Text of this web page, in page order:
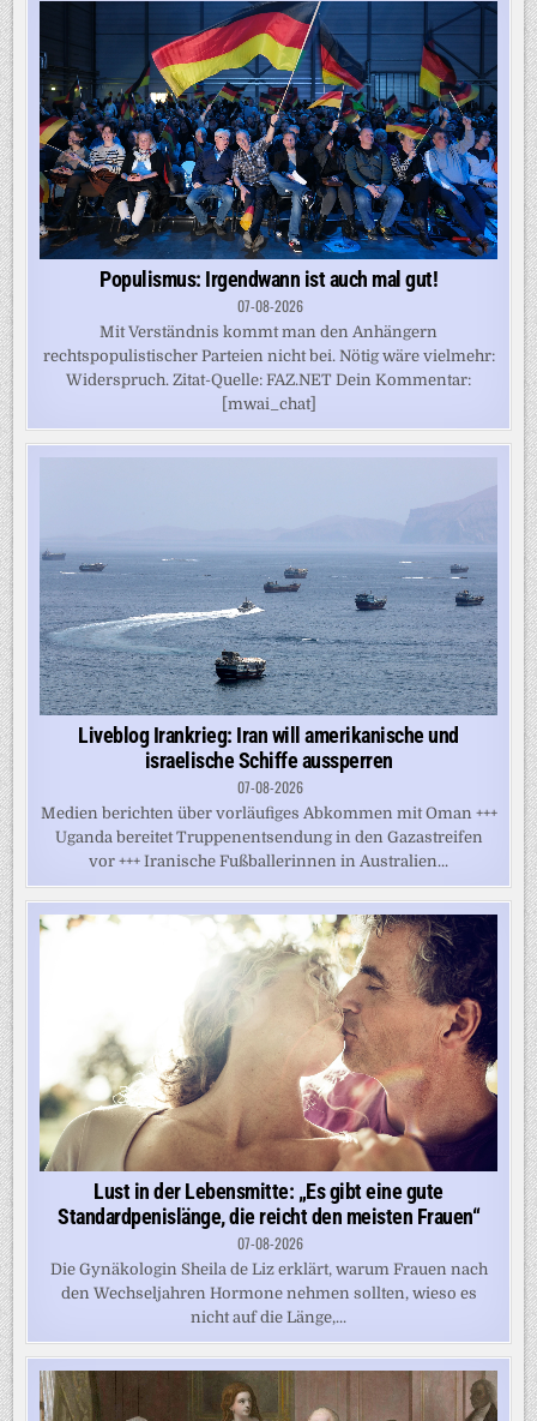
Populismus: Irgendwann ist auch mal gut!
07-08-2026
Mit Verständnis kommt man den Anhängern
rechtspopulistischer Parteien nicht bei. Nötig wäre vielmehr:
Widerspruch. Zitat-Quelle: FAZ.NET Dein Kommentar:
[mwai_chat]
Liveblog Irankrieg: Iran will amerikanische und
israelische Schiffe aussperren
07-08-2026
Medien berichten über vorläufiges Abkommen mit Oman +++
Uganda bereitet Truppenentsendung in den Gazastreifen
vor +++ Iranische Fußballerinnen in Australien...
Lust in der Lebensmitte: „Es gibt eine gute
Standardpenislänge, die reicht den meisten Frauen“
07-08-2026
Die Gynäkologin Sheila de Liz erklärt, warum Frauen nach
den Wechseljahren Hormone nehmen sollten, wieso es
nicht auf die Länge,...